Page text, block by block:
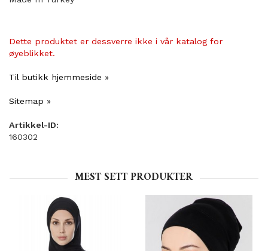
Dette produktet er dessverre ikke i vår katalog for
øyeblikket.
Til butikk hjemmeside »
Sitemap »
Artikkel-ID:
160302
MEST SETT PRODUKTER